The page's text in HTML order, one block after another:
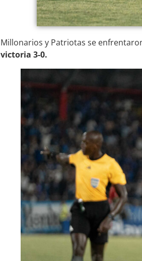
Millonarios y Patriotas se
victoria 3-0.